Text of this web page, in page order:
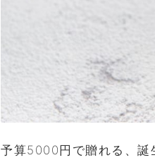
予算5000円で贈れる、誕